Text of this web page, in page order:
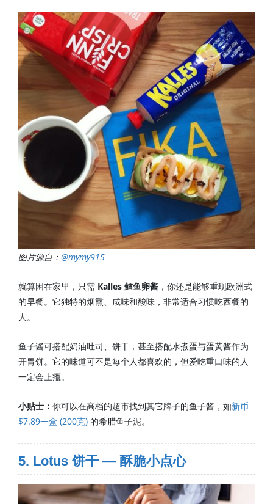
图片源自： @mymy915
就算困在家里，只需 Kalles 鳕鱼卵酱 ，你还是能够重现欧洲式
的早餐。它独特的烟熏、咸味和酸味，非常适合习惯吃西餐的
人。
鱼子酱可搭配奶油吐司、饼干，甚至搭配水煮蛋与蛋黄酱作为
开胃饼。它的味道可不是每个人都喜欢的，但爱吃重口味的人
一定会上瘾。
小贴士： 你可以在高档的超市找到其它牌子的鱼子酱，如新币
$7.89一盒 (200克) 的希腊鱼子泥。
5. Lotus 饼干 — 酥脆小点心